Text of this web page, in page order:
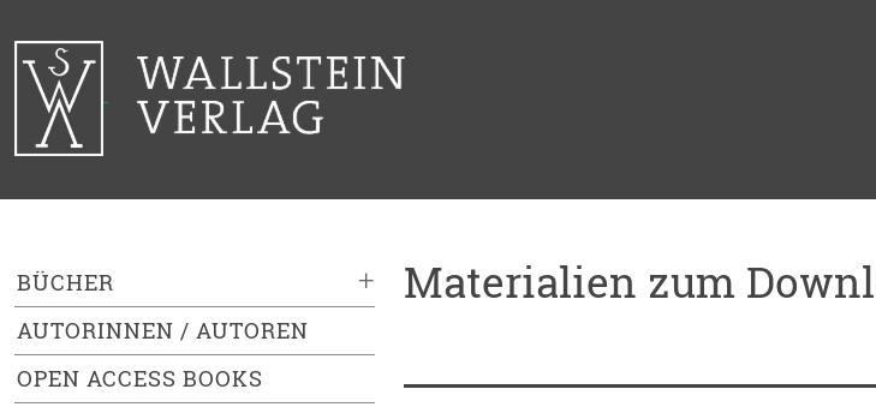
+
BÜCHER
AUTORINNEN / AUTOREN
OPEN ACCESS BOOKS
Materialien zum